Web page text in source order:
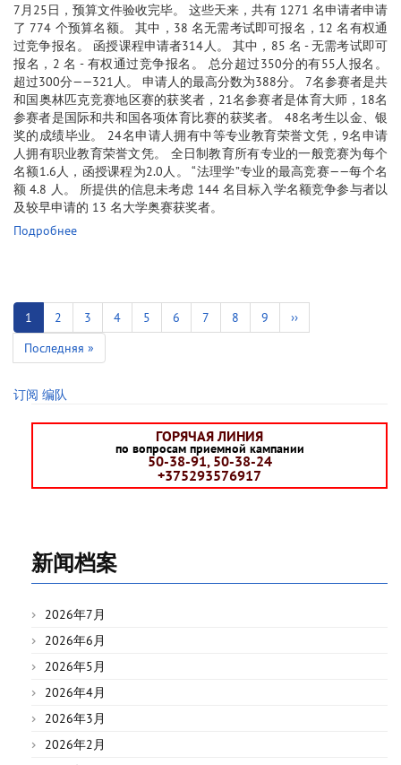
7月25日，预算文件验收完毕。 这些天来，共有 1271 名申请者申请
了 774 个预算名额。 其中，38 名无需考试即可报名，12 名有权通
过竞争报名。 函授课程申请者314人。 其中，85 名 - 无需考试即可
报名，2 名 - 有权通过竞争报名。 总分超过350分的有55人报名。
超过300分——321人。 申请人的最高分数为388分。 7名参赛者是共
和国奥林匹克竞赛地区赛的获奖者，21名参赛者是体育大师，18名
参赛者是国际和共和国各项体育比赛的获奖者。 48名考生以金、银
奖的成绩毕业。 24名申请人拥有中等专业教育荣誉文凭，9名申请
人拥有职业教育荣誉文凭。 全日制教育所有专业的一般竞赛为每个
名额1.6人，函授课程为2.0人。 “法理学”专业的最高竞赛——每个名
额 4.8 人。 所提供的信息未考虑 144 名目标入学名额竞争参与者以
及较早申请的 13 名大学奥赛获奖者。
Подробнее
分
页当
前
页
1
页
面
2
页
面
3
页
面
4
页
面
5
页
面
6
页
面
7
页
面
8
页
面
9
下
一
››
末
页
Последняя »
订阅 编队
ГОРЯЧАЯ ЛИНИЯ
по вопросам приемной кампании
50-38-91, 50-38-24
+375293576917
新闻档案
2026年7月
2026年6月
2026年5月
2026年4月
2026年3月
2026年2月